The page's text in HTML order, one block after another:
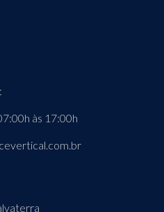
às 17:00h